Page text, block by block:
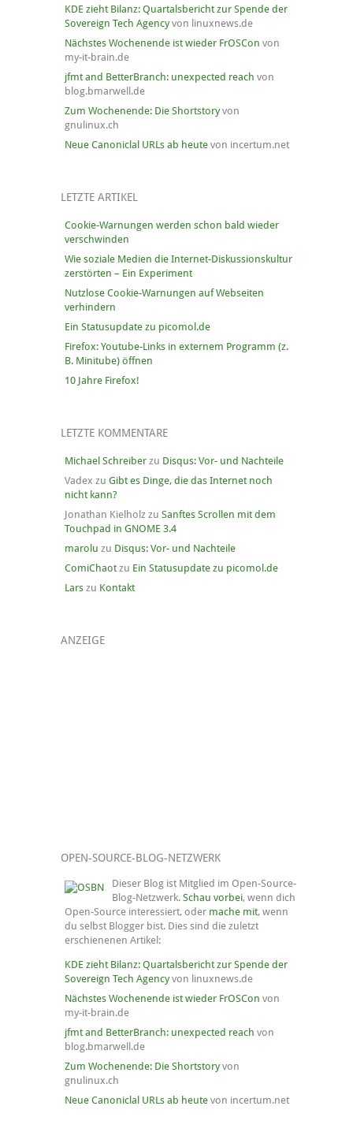
KDE zieht Bilanz: Quartalsbericht zur Spende der
Sovereign Tech Agencyvon linuxnews.de
Nächstes Wochenende ist wieder FrOSCon von
my-it-brain.de
jfmt and BetterBranch: unexpected reach von
blog.bmarwell.de
Zum Wochenende: Die Shortstoryvon
gnulinux.ch
Neue Canoniclal URLs ab heutevon incertum.net
LETZTE ARTIKEL
Cookie-Warnungen werden schon bald wieder
verschwinden
Wie soziale Medien die Internet-Diskussionskultur
zerstörten – Ein Experiment
Nutzlose Cookie-Warnungen auf Webseiten
verhindern
Ein Statusupdate zu picomol.de
Firefox: Youtube-Links in externem Programm (z.
B. Minitube) öffnen
10 Jahre Firefox!
LETZTE KOMMENTARE
Michael Schreiberzu Disqus: Vor- und Nachteile
Vadex zu Gibt es Dinge, die das Internet noch
nicht kann?
Jonathan Kielholz zu Sanftes Scrollen mit dem
Touchpad in GNOME 3.4
marolu zu Disqus: Vor- und Nachteile
ComiChaotzu Ein Statusupdate zu picomol.de
Larszu Kontakt
ANZEIGE
OPEN-SOURCE-BLOG-NETZWERK
Dieser Blog ist Mitglied im Open-Source-
Blog-Netzwerk. Schau vorbei, wenn dich
Open-Source interessiert, oder mache mit, wenn
du selbst Blogger bist. Dies sind die zuletzt
erschienenen Artikel:
KDE zieht Bilanz: Quartalsbericht zur Spende der
Sovereign Tech Agencyvon linuxnews.de
Nächstes Wochenende ist wieder FrOSCon von
my-it-brain.de
jfmt and BetterBranch: unexpected reach von
blog.bmarwell.de
Zum Wochenende: Die Shortstoryvon
gnulinux.ch
Neue Canoniclal URLs ab heutevon incertum.net